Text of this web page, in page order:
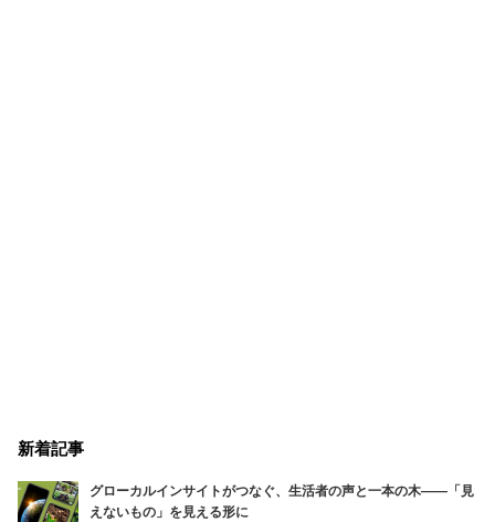
新着記事
グローカルインサイトがつなぐ、生活者の声と一本の木――「見
えないもの」を見える形に